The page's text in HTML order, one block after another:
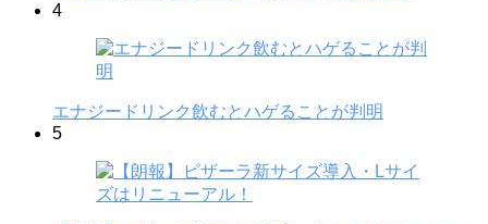
4
エナジードリンク飲むとハゲることが判明
5